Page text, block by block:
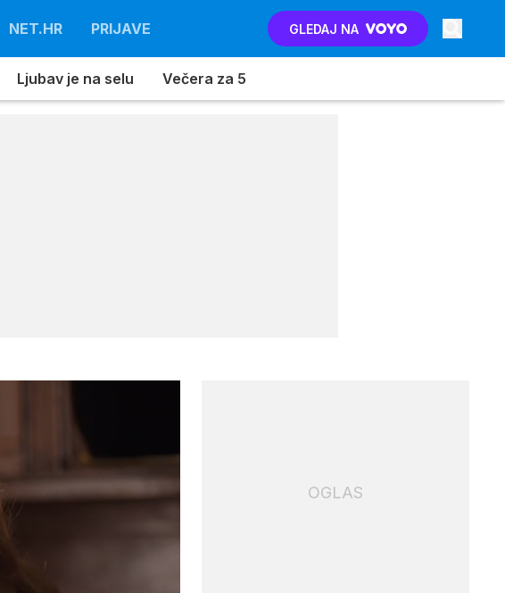
NET.HR PRIJAVE GLEDAJ NA
Ljubav je na selu Večera za 5
OGLAS